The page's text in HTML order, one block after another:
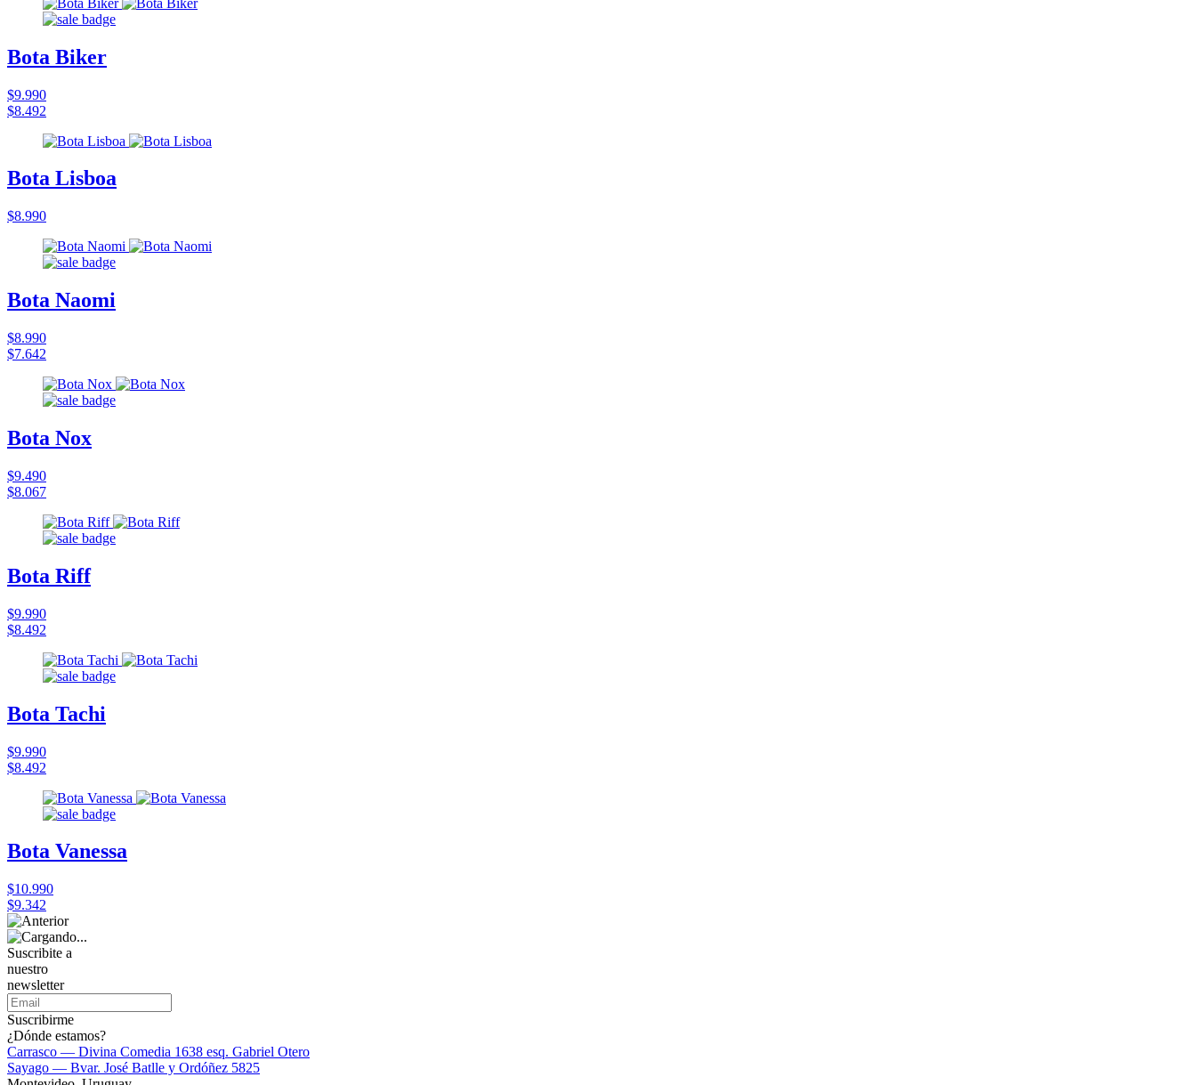
Bota Biker
$9.990
$8.492
Bota Lisboa
$8.990
Bota Naomi
$8.990
$7.642
Bota Nox
$9.490
$8.067
Bota Riff
$9.990
$8.492
Bota Tachi
$9.990
$8.492
Bota Vanessa
$10.990
$9.342
Suscribite a
nuestro
newsletter
Suscribirme
¿Dónde estamos?
Carrasco — Divina Comedia 1638 esq. Gabriel Otero
Sayago — Bvar. José Batlle y Ordóñez 5825